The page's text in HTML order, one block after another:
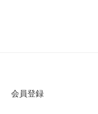
会員登録